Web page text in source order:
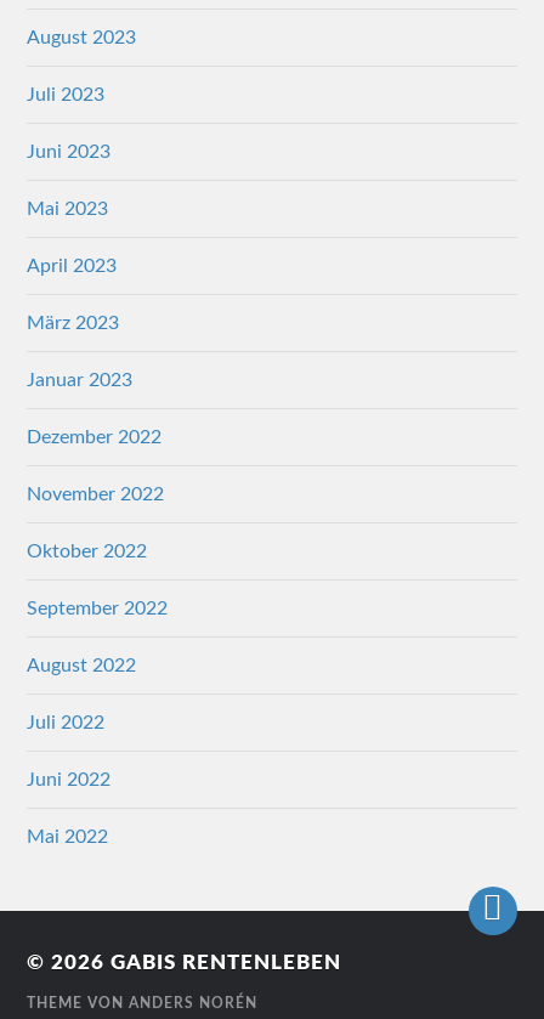
August 2023
Juli 2023
Juni 2023
Mai 2023
April 2023
März 2023
Januar 2023
Dezember 2022
November 2022
Oktober 2022
September 2022
August 2022
Juli 2022
Juni 2022
Mai 2022
© 2026GABIS RENTENLEBEN
THEME VONANDERS NORÉN